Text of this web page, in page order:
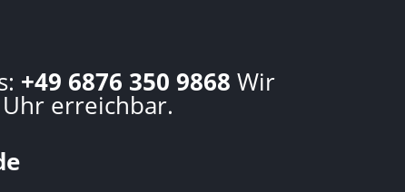
+49 6876 350 9868 Wir
erreichbar.